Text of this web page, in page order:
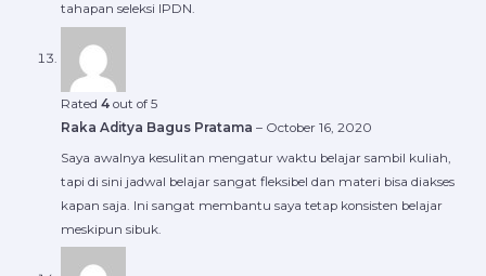
tahapan seleksi IPDN.
Rated 4out of 5
Raka Aditya Bagus Pratama – October 16, 2020
Saya awalnya kesulitan mengatur waktu belajar sambil kuliah,
tapi di sini jadwal belajar sangat fleksibel dan materi bisa diakses
kapan saja. Ini sangat membantu saya tetap konsisten belajar
meskipun sibuk.